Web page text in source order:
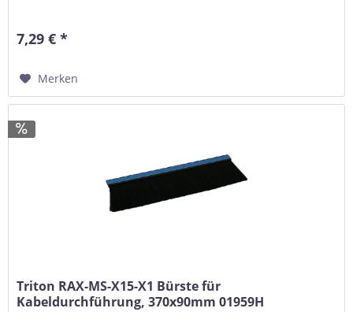
7,29 € *
Merken
Triton RAX-MS-X15-X1 Bürste für
Kabeldurchführung, 370x90mm 01959H